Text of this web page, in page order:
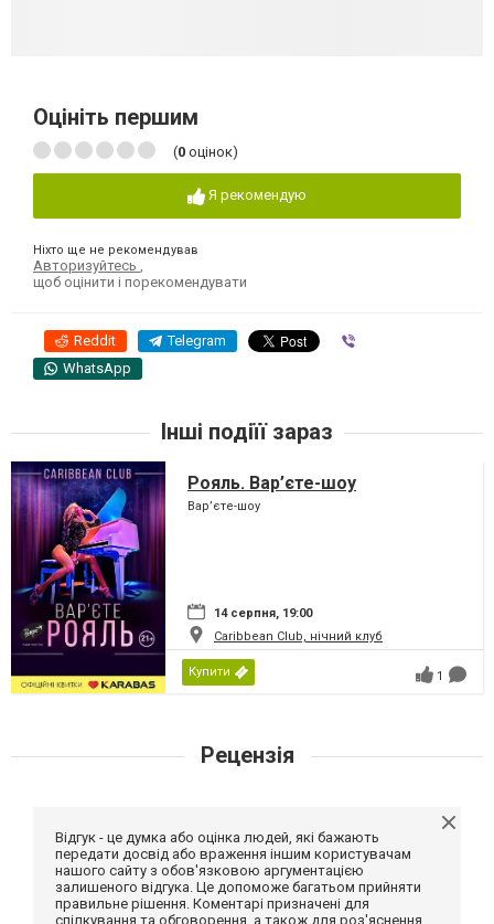
Оцініть першим
(0 оцінок)
Я рекомендую
Ніхто ще не рекомендував
Авторизуйтесь ,
щоб оцінити і порекомендувати
Reddit Telegram
WhatsApp
Інші подіїї зараз
Рояль. Вар’єте-шоу
Вар’єте-шоу
14 серпня, 19:00
Caribbean Club, нічний клуб
Купити 1
Рецензія
Відгук - це думка або оцінка людей, які бажають
передати досвід або враження іншим користувачам
нашого сайту з обов'язковою аргументацією
залишеного відгука. Це допоможе багатьом прийняти
правильне рішення. Коментарі призначені для
спілкування та обговорення, а також для роз'яснення